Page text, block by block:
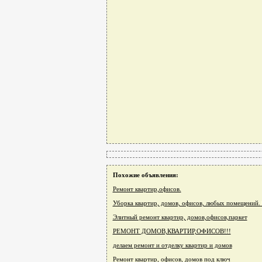
Похожие объявления:
Ремонт квартир,офисов.
Уборка квартир, домов, офисов, любых помещений.
Элитный ремонт квартир, домов,офисов,паркет
РЕМОНТ ДОМОВ,КВАРТИР,ОФИСОВ!!!
делаем ремонт и отделку квартир и домов
Ремонт квартир, офисов, домов под ключ